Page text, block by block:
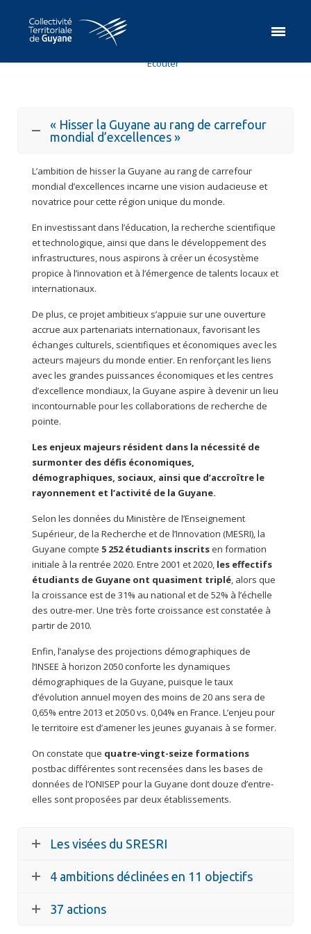
Ecouter
« Hisser la Guyane au rang de carrefour
mondial d’excellences »
L’ambition de hisser la Guyane au rang de carrefour
mondial d’excellences incarne une vision audacieuse et
novatrice pour cette région unique du monde.
En investissant dans l’éducation, la recherche scientifique
et technologique, ainsi que dans le développement des
infrastructures, nous aspirons à créer un écosystème
propice à l’innovation et à l’émergence de talents locaux et
internationaux.
De plus, ce projet ambitieux s’appuie sur une ouverture
accrue aux partenariats internationaux, favorisant les
échanges culturels, scientifiques et économiques avec les
acteurs majeurs du monde entier. En renforçant les liens
avec les grandes puissances économiques et les centres
d’excellence mondiaux, la Guyane aspire à devenir un lieu
incontournable pour les collaborations de recherche de
pointe.
Les enjeux majeurs résident dans la nécessité de
surmonter des défis économiques,
démographiques, sociaux, ainsi que d’accroître le
rayonnement et l’activité de la Guyane.
Selon les données du Ministère de l’Enseignement
Supérieur, de la Recherche et de l’Innovation (MESRI), la
Guyane compte 5 252 étudiants inscritsen formation
initiale à la rentrée 2020. Entre 2001 et 2020, les effectifs
étudiants de Guyane ont quasiment triplé, alors que
la croissance est de 31% au national et de 52% à l’échelle
des outre-mer. Une très forte croissance est constatée à
partir de 2010.
Enfin, l’analyse des projections démographiques de
l’INSEE à horizon 2050 conforte les dynamiques
démographiques de la Guyane, puisque le taux
d’évolution annuel moyen des moins de 20 ans sera de
0,65% entre 2013 et 2050 vs. 0,04% en France. L’enjeu pour
le territoire est d’amener les jeunes guyanais à se former.
On constate que quatre-vingt-seize formations
postbac différentes sont recensées dans les bases de
données de l’ONISEP pour la Guyane dont douze d’entre-
elles sont proposées par deux établissements.
Les visées du SRESRI
4 ambitions déclinées en 11 objectifs
37 actions